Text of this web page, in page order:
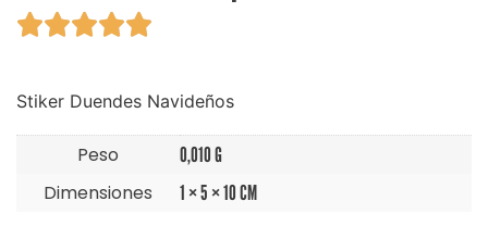

Stiker Duendes Navideños
Peso 0,010 G
Dimensiones 1 × 5 × 10 CM